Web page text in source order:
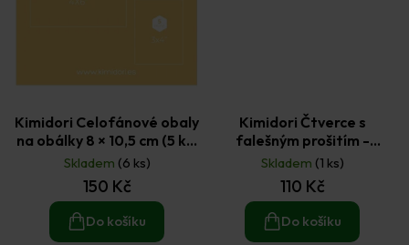
Kimidori Celofánové obaly
na obálky 8 × 10,5 cm (5 ks)
a 16 × 10,5 cm (5 ks)
Skladem (6 ks)
150 Kč
Do košíku
Kimidori Čtverce s
falešným prošitím -
vyřezávací kovové šablony
5 ks
Skladem (1 ks)
110 Kč
Do košíku